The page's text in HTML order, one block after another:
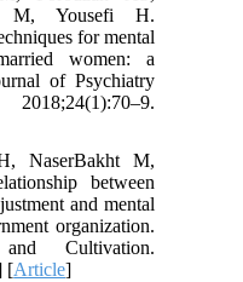
M, Yousefi H.
for mental
women: a
of Psychiatry
2018;24(1):70–9.
NaserBakht M,
between
and mental
organization.
Cultivation.
[Article